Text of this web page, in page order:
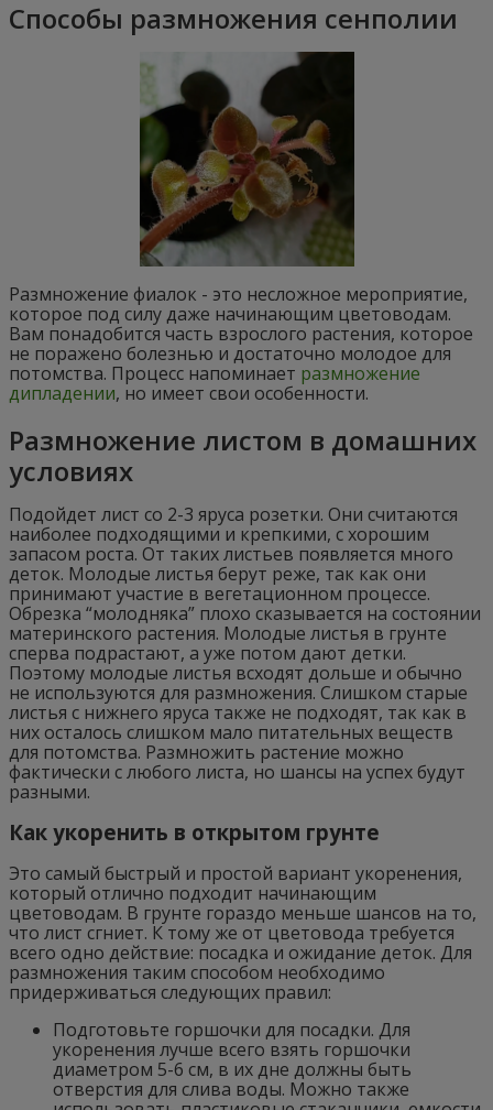
Способы размножения сенполии
Размножение фиалок - это несложное мероприятие,
которое под силу даже начинающим цветоводам.
Вам понадобится часть взрослого растения, которое
не поражено болезнью и достаточно молодое для
потомства. Процесс напоминает размножение
дипладении, но имеет свои особенности.
Размножение листом в домашних
условиях
Подойдет лист со 2-3 яруса розетки. Они считаются
наиболее подходящими и крепкими, с хорошим
запасом роста. От таких листьев появляется много
деток. Молодые листья берут реже, так как они
принимают участие в вегетационном процессе.
Обрезка “молодняка” плохо сказывается на состоянии
материнского растения. Молодые листья в грунте
сперва подрастают, а уже потом дают детки.
Поэтому молодые листья всходят дольше и обычно
не используются для размножения. Слишком старые
листья с нижнего яруса также не подходят, так как в
них осталось слишком мало питательных веществ
для потомства. Размножить растение можно
фактически с любого листа, но шансы на успех будут
разными.
Как укоренить в открытом грунте
Это самый быстрый и простой вариант укоренения,
который отлично подходит начинающим
цветоводам. В грунте гораздо меньше шансов на то,
что лист сгниет. К тому же от цветовода требуется
всего одно действие: посадка и ожидание деток. Для
размножения таким способом необходимо
придерживаться следующих правил:
Подготовьте горшочки для посадки. Для
укоренения лучше всего взять горшочки
диаметром 5-6 см, в их дне должны быть
отверстия для слива воды. Можно также